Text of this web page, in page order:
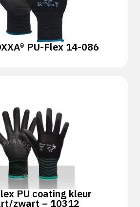
PU-Flex 14-086
PU coating kleur
zwart – 10312